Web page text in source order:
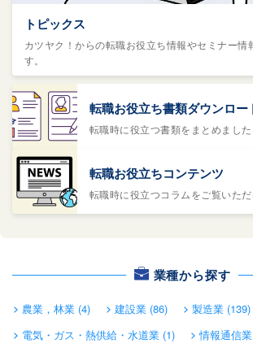
トピックス
カツヤク！からの転職お役立ち情報やセミナー情
す。
転職お役立ち書類ダウンロー
転職時に役立つ書類をまとめました
転職お役立ちコンテンツ
転職時に役立つコラムをご覧いただ
業種から探す
農業，林業 (4) 建設業 (86)
製造業 (139)
電気・ガス・熱供給・水道業 (1)
情報通信